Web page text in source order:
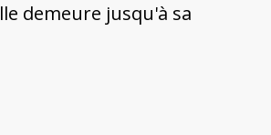
demeure jusqu'à sa